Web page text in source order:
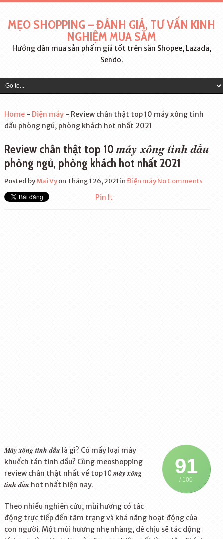
MẸO SHOPPING – ĐÁNH GIÁ, TƯ VẤN KINH
NGHIỆM MUA SẮM
Hướng dẫn mua sản phẩm giá tốt trên sàn Shopee, Lazada,
Sendo.
Home- Điện máy- Review chân thật top 10 máy xông tinh
dầu phòng ngủ, phòng khách hot nhất 2021
Review chân thật top 10máy xông tinh dầu
phòng ngủ, phòng khách hot nhất 2021
Posted byMai Vyon Tháng 1 26, 2021 in Điện máyNo Comments
Pin It
91
/ 100
Máy xông tinh dầu là gì? Có mấy loại máy
khuếch tán tinh dầu? Cùng meoshopping
review chân thật nhất về top 10 máy xông
tinh dầu hot nhất hiện nay.
Theo nhiều nghiên cứu, mùi hương có tác
động trực tiếp đến tâm trạng và khả năng hoạt động của
con người. Một mùi hương nhẹ nhàng, dễ chịu sẽ tác động